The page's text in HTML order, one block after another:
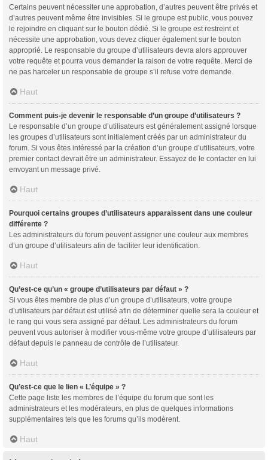
Certains peuvent nécessiter une approbation, d’autres peuvent être privés et
d’autres peuvent même être invisibles. Si le groupe est public, vous pouvez
le rejoindre en cliquant sur le bouton dédié. Si le groupe est restreint et
nécessite une approbation, vous devez cliquer également sur le bouton
approprié. Le responsable du groupe d’utilisateurs devra alors approuver
votre requête et pourra vous demander la raison de votre requête. Merci de
ne pas harceler un responsable de groupe s’il refuse votre demande.
Haut
Comment puis-je devenir le responsable d’un groupe d’utilisateurs ?
Le responsable d’un groupe d’utilisateurs est généralement assigné lorsque
les groupes d’utilisateurs sont initialement créés par un administrateur du
forum. Si vous êtes intéressé par la création d’un groupe d’utilisateurs, votre
premier contact devrait être un administrateur. Essayez de le contacter en lui
envoyant un message privé.
Haut
Pourquoi certains groupes d’utilisateurs apparaissent dans une couleur
différente ?
Les administrateurs du forum peuvent assigner une couleur aux membres
d’un groupe d’utilisateurs afin de faciliter leur identification.
Haut
Qu’est-ce qu’un « groupe d’utilisateurs par défaut » ?
Si vous êtes membre de plus d’un groupe d’utilisateurs, votre groupe
d’utilisateurs par défaut est utilisé afin de déterminer quelle sera la couleur et
le rang qui vous sera assigné par défaut. Les administrateurs du forum
peuvent vous autoriser à modifier vous-même votre groupe d’utilisateurs par
défaut depuis le panneau de contrôle de l’utilisateur.
Haut
Qu’est-ce que le lien « L’équipe » ?
Cette page liste les membres de l’équipe du forum que sont les
administrateurs et les modérateurs, en plus de quelques informations
supplémentaires tels que les forums qu’ils modèrent.
Haut